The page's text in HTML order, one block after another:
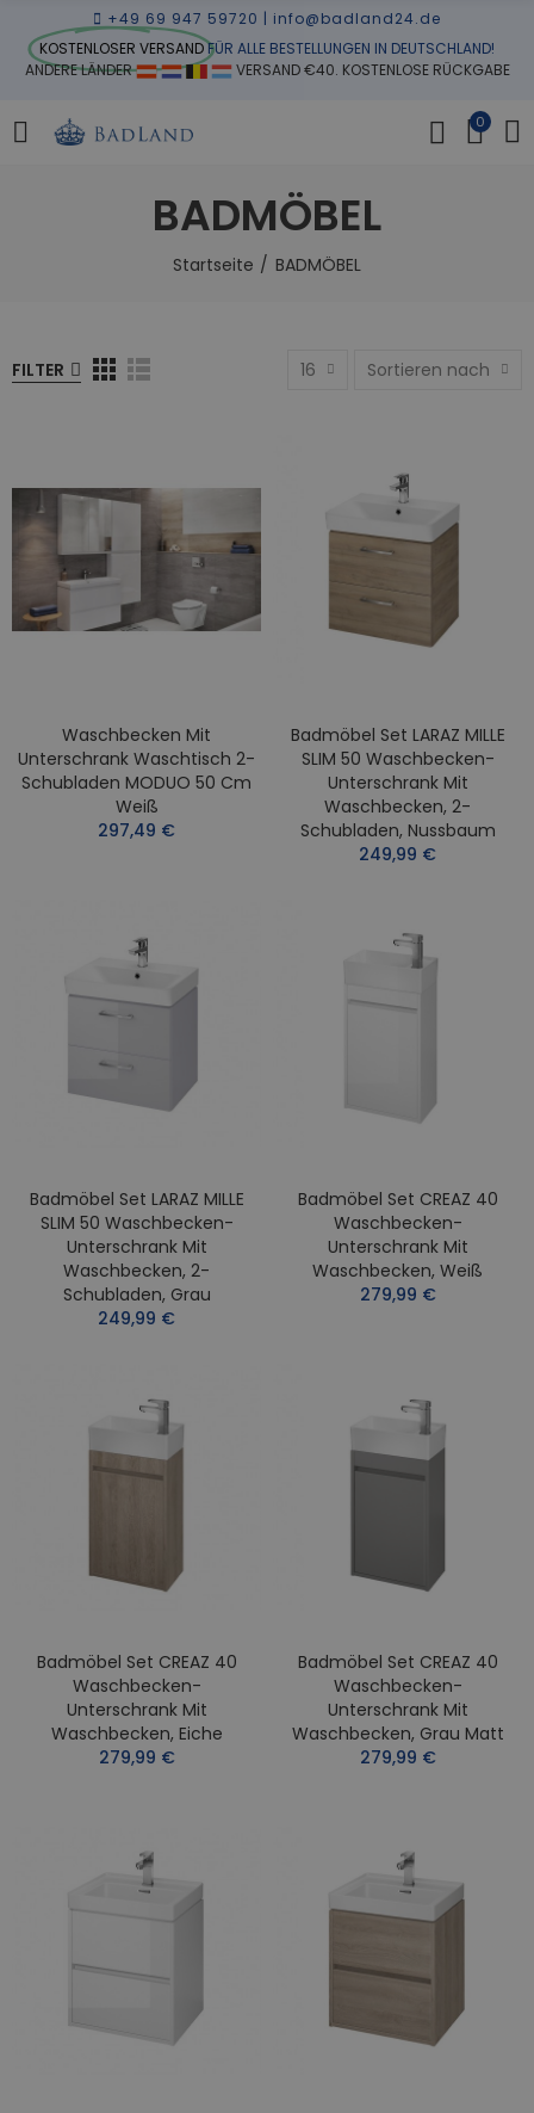
+49 69 947 59720 | info@badland24.de
KOSTENLOSER VERSANDFÜR ALLE BESTELLUNGEN IN DEUTSCHLAND!
ANDERE LÄNDER
VERSAND €40. KOSTENLOSE RÜCKGABE
0
BADMÖBEL
Startseite BADMÖBEL
FILTER 16 Sortieren nach
Waschbecken Mit
Unterschrank Waschtisch 2-
Schubladen MODUO 50 Cm
Weiß
297,49 €
Badmöbel Set LARAZ MILLE
SLIM 50 Waschbecken-
Unterschrank Mit
Waschbecken, 2-
Schubladen, Nussbaum
249,99 €
Badmöbel Set LARAZ MILLE
SLIM 50 Waschbecken-
Unterschrank Mit
Waschbecken, 2-
Schubladen, Grau
249,99 €
Badmöbel Set CREAZ 40
Waschbecken-
Unterschrank Mit
Waschbecken, Weiß
279,99 €
Badmöbel Set CREAZ 40
Waschbecken-
Unterschrank Mit
Waschbecken, Eiche
279,99 €
Badmöbel Set CREAZ 40
Waschbecken-
Unterschrank Mit
Waschbecken, Grau Matt
279,99 €